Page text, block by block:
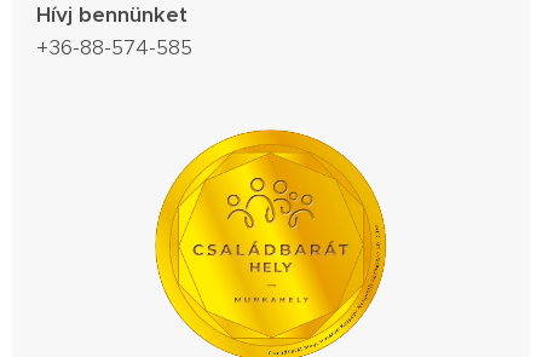
Hívj bennünket
+36-88-574-585